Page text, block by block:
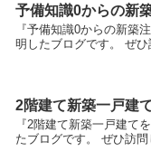
予備知識0からの新
『予備知識0からの新築
明したブログです。 ぜ
2階建て新築一戸建
『2階建て新築一戸建て
たブログです。 ぜひ訪